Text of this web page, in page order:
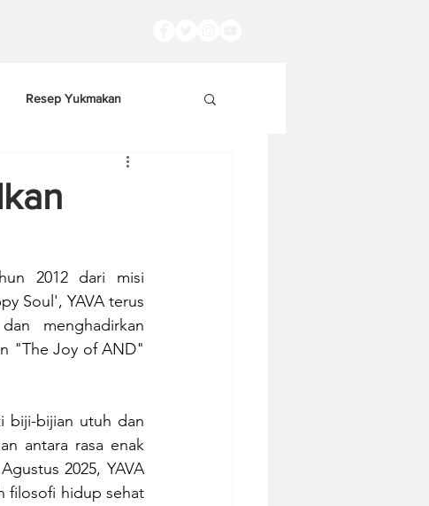
Resep Yukmakan
2012 dari misi
Soul', YAVA terus
menghadirkan
"The Joy of AND"
biji-bijian utuh dan
antara rasa enak
2025, YAVA
filosofi hidup sehat